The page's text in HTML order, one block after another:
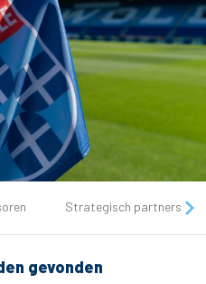
Strategisch partners
gevonden